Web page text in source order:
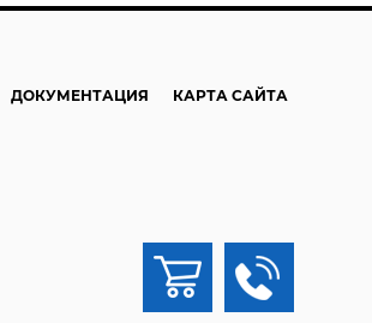
КАРТА САЙТА
ДОКУМЕНТАЦИЯ